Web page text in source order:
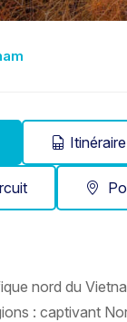
Itinéraire
nord du
: captivant